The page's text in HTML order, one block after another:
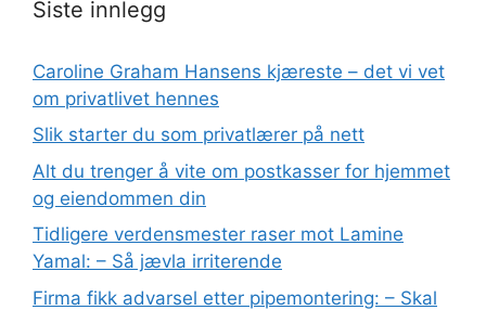
Siste innlegg
Caroline Graham Hansens kjæreste – det vi vet
om privatlivet hennes
Slik starter du som privatlærer på nett
Alt du trenger å vite om postkasser for hjemmet
og eiendommen din
Tidligere verdensmester raser mot Lamine
Yamal: – Så jævla irriterende
Firma fikk advarsel etter pipemontering: – Skal